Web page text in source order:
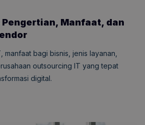
Pengertian, Manfaat, dan
manfaat bagi bisnis, jenis layanan,
outsourcing IT yang tepat
digital.